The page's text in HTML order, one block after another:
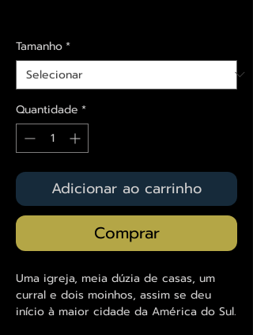
Tamanho*
Quantidade *
Adicionar ao carrinho
Comprar
Uma igreja, meia dúzia de casas, um
curral e dois moinhos, assim se deu
início à maior cidade da América do Sul.